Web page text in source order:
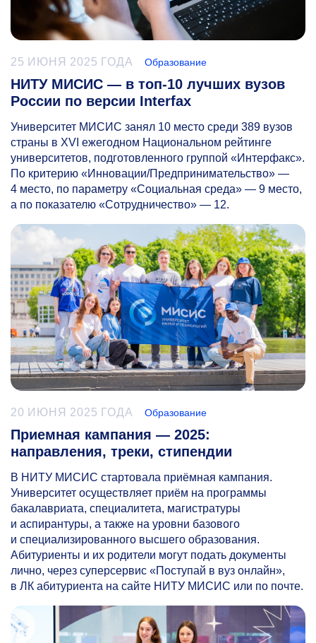
25 ИЮНЯ 2025 ГОДА Образование
НИТУ МИСИС — в топ-10 лучших вузов
России по версии Interfax
Университет МИСИС занял 10 место среди 389 вузов
страны в XVI ежегодном Национальном рейтинге
университетов, подготовленного группой «Интерфакс».
По критерию «Инновации/Предпринимательство» —
4 место, по параметру «Социальная среда» — 9 место,
а по показателю «Сотрудничество» — 12.
20 ИЮНЯ 2025 ГОДА Образование
Приемная кампания — 2025:
направления, треки, стипендии
В НИТУ МИСИС стартовала приёмная кампания.
Университет осуществляет приём на программы
бакалавриата, специалитета, магистратуры
и аспирантуры, а также на уровни базового
и специализированного высшего образования.
Абитуриенты и их родители могут подать документы
лично, через суперсервис «Поступай в вуз онлайн»,
в ЛК абитуриента на сайте НИТУ МИСИС или по почте.